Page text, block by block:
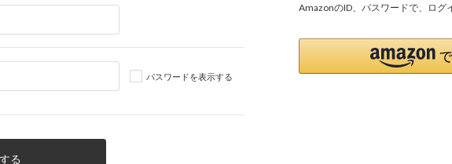
パスワードを表示する
AmazonのID、パスワードで、ログ